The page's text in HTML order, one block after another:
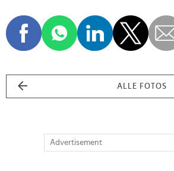
ALLE FOTOS
Advertisement